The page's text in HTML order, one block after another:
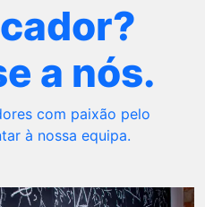
a nós.
com paixão pelo
à nossa equipa.